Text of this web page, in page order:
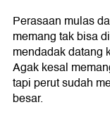
Perasaan mulas
memang tak bisa
mendadak datang
Agak kesal
tapi perut sudah
besar.